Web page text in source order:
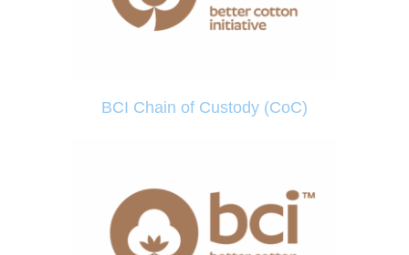
BCI Chain of Custody (CoC)